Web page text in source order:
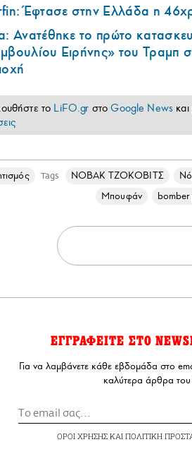
Έφτασε στην Ελλάδα η
Ανατέθηκε το πρώτο
Ειρήνης» του Τραμπ
το LiFO.gr στοGoogle News
Tags ΝΟΒΑΚ ΤΖΟΚΟΒΙΤΣ
Μπουφάν
ΕΓΓΡΑΦΕΙΤΕ ΣΤΟ
Για να λαμβάνετε κάθε εβδομάδα στο
καλύτερα άρθρα
ΟΡΟΙ ΧΡΗΣΗΣΚΑΙ ΠΟΛΙΤΙΚΗ